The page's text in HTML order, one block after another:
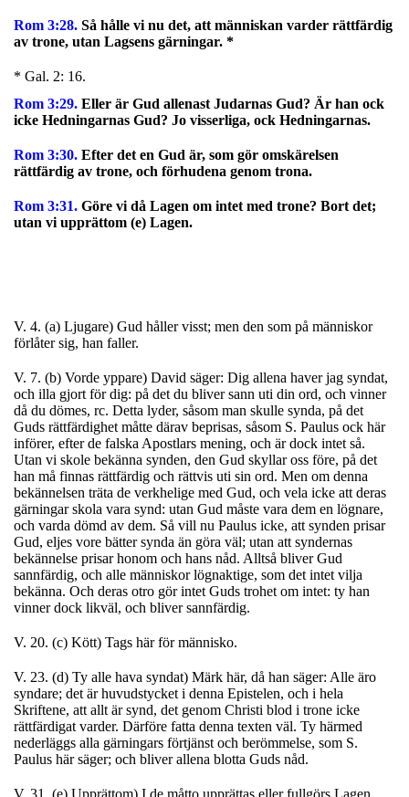
Rom 3:28. Så hålle vi nu det, att människan varder rättfärdig
av trone, utan Lagsens gärningar. *
* Gal. 2: 16.
Rom 3:29. Eller är Gud allenast Judarnas Gud? Är han ock
icke Hedningarnas Gud? Jo visserliga, ock Hedningarnas.
Rom 3:30. Efter det en Gud är, som gör omskärelsen
rättfärdig av trone, och förhudena genom trona.
Rom 3:31. Göre vi då Lagen om intet med trone? Bort det;
utan vi upprättom (e) Lagen.
V. 4. (a) Ljugare) Gud håller visst; men den som på människor
förlåter sig, han faller.
V. 7. (b) Vorde yppare) David säger: Dig allena haver jag syndat,
och illa gjort för dig: på det du bliver sann uti din ord, och vinner
då du dömes, rc. Detta lyder, såsom man skulle synda, på det
Guds rättfärdighet måtte därav beprisas, såsom S. Paulus ock här
införer, efter de falska Apostlars mening, och är dock intet så.
Utan vi skole bekänna synden, den Gud skyllar oss före, på det
han må finnas rättfärdig och rättvis uti sin ord. Men om denna
bekännelsen träta de verkhelige med Gud, och vela icke att deras
gärningar skola vara synd: utan Gud måste vara dem en lögnare,
och varda dömd av dem. Så vill nu Paulus icke, att synden prisar
Gud, eljes vore bätter synda än göra väl; utan att syndernas
bekännelse prisar honom och hans nåd. Alltså bliver Gud
sannfärdig, och alle människor lögnaktige, som det intet vilja
bekänna. Och deras otro gör intet Guds trohet om intet: ty han
vinner dock likväl, och bliver sannfärdig.
V. 20. (c) Kött) Tags här för människo.
V. 23. (d) Ty alle hava syndat) Märk här, då han säger: Alle äro
syndare; det är huvudstycket i denna Epistelen, och i hela
Skriftene, att allt är synd, det genom Christi blod i trone icke
rättfärdigat varder. Därföre fatta denna texten väl. Ty härmed
nederläggs alla gärningars förtjänst och berömmelse, som S.
Paulus här säger; och bliver allena blotta Guds nåd.
V. 31. (e) Upprättom) I de måtto upprättas eller fullgörs Lagen